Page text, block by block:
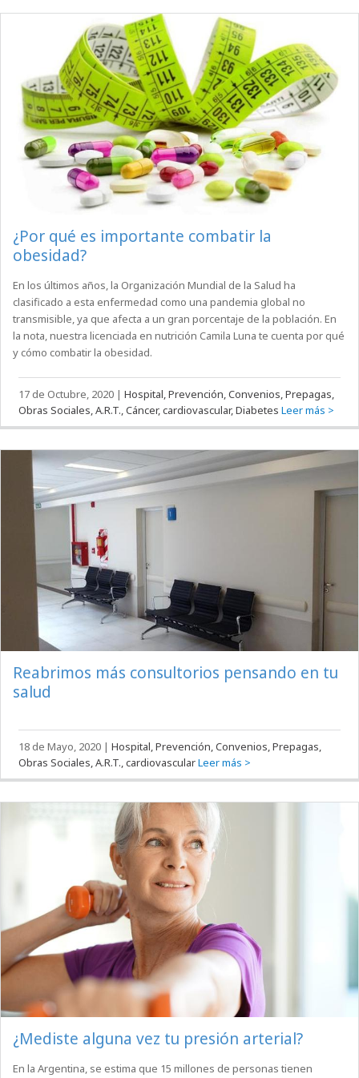
¿Por qué es importante combatir la
obesidad?
En los últimos años, la Organización Mundial de la Salud ha
clasificado a esta enfermedad como una pandemia global no
transmisible, ya que afecta a un gran porcentaje de la población. En
la nota, nuestra licenciada en nutrición Camila Luna te cuenta por qué
y cómo combatir la obesidad.
17 de Octubre, 2020 |Hospital, Prevención, Convenios, Prepagas,
Obras Sociales, A.R.T., Cáncer, cardiovascular, Diabetes Leer más >
Reabrimos más consultorios pensando en tu
salud
18 de Mayo, 2020 |Hospital, Prevención, Convenios, Prepagas,
Obras Sociales, A.R.T., cardiovascularLeer más >
¿Mediste alguna vez tu presión arterial?
En la Argentina, se estima que 15 millones de personas tienen